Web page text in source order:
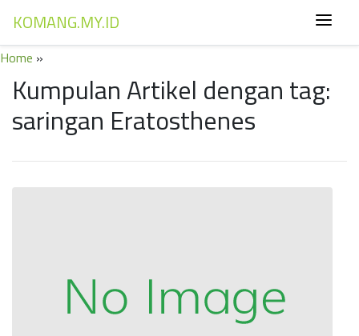
KOMANG.MY.ID
Home »
Kumpulan Artikel dengan tag:
saringan Eratosthenes